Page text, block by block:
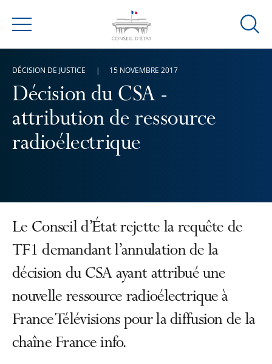
Menu
Ouvrir
Décision du CSA -
attribution de ressource
radioélectrique
DÉCISION DE JUSTICE 15 NOVEMBRE 2017
Le Conseil d’État rejette la requête de
TF1 demandant l’annulation de la
décision du CSA ayant attribué une
nouvelle ressource radioélectrique à
France Télévisions pour la diffusion de la
chaîne France info.